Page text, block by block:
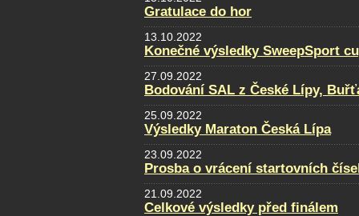
Gratulace do hor
13.10.2022
Konečné výsledky SweepSport
27.09.2022
Bodování SAL z České Lípy,
25.09.2022
Výsledky Maraton Česká Lípa
23.09.2022
Prosba o vrácení startovních
21.09.2022
Celkové výsledky před finálem